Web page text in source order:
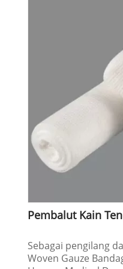
Pembalut Kain
Sebagai pengilang
Woven Gauze